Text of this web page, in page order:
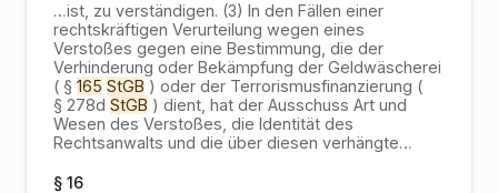
…ist, zu verständigen. (3) In den Fällen einer
rechtskräftigen Verurteilung wegen eines
Verstoßes gegen eine Bestimmung, die der
Verhinderung oder Bekämpfung der Geldwäscherei
( § 165 StGB ) oder der Terrorismusfinanzierung (
§ 278d StGB ) dient, hat der Ausschuss Art und
Wesen des Verstoßes, die Identität des
Rechtsanwalts und die über diesen verhängte…
§ 16